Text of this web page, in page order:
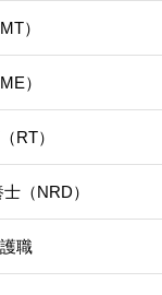
）
）
RT）
（NRD）
職